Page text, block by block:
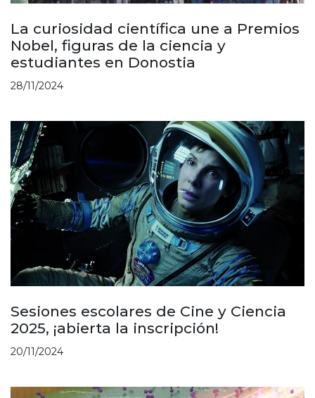
La curiosidad científica une a Premios
Nobel, figuras de la ciencia y
estudiantes en Donostia
28/11/2024
Sesiones escolares de Cine y Ciencia
2025, ¡abierta la inscripción!
20/11/2024